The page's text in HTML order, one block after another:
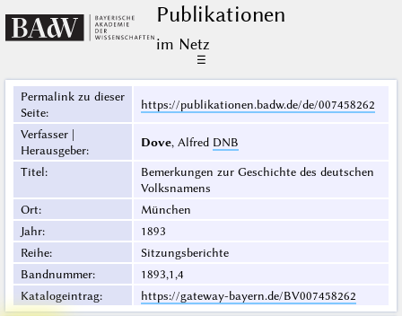
Publikationen
im Netz
☰
Permalink zu dieser
Seite:
https://publikationen.badw.de/de/007458262
Verfasser |
Herausgeber:
Dove, Alfred DNB
Titel:
Bemerkungen zur Geschichte des deutschen
Volksnamens
Ort:
München
Jahr:
1893
Reihe:
Sitzungsberichte
Bandnummer:
1893,1,4
Katalogeintrag: https://gateway-bayern.de/BV007458262